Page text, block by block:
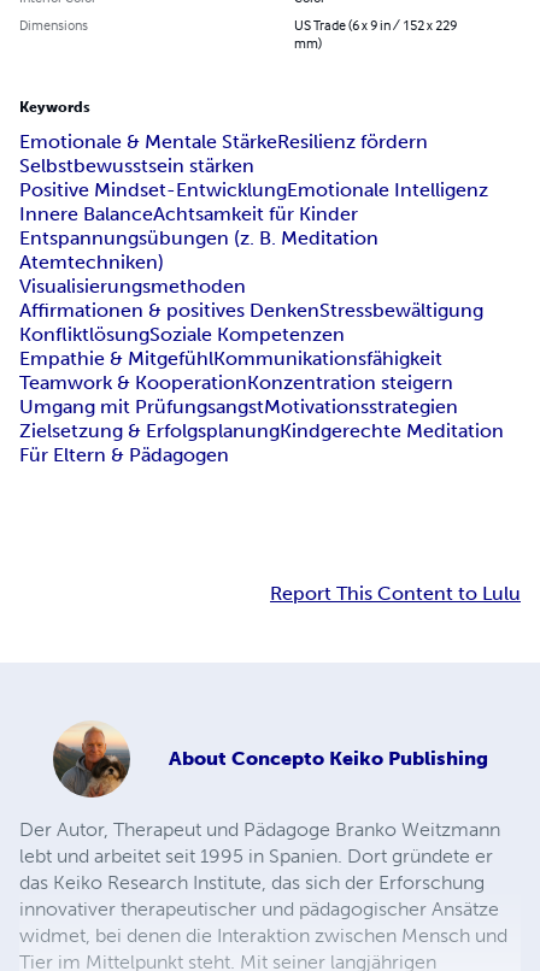
Dimensions
US Trade (6 x 9 in / 152 x 229
mm)
Keywords
Emotionale & Mentale StärkeResilienz fördern
Selbstbewusstsein stärken
Positive Mindset-EntwicklungEmotionale Intelligenz
Innere BalanceAchtsamkeit für Kinder
Entspannungsübungen (z. B. Meditation
Atemtechniken)
Visualisierungsmethoden
Affirmationen & positives DenkenStressbewältigung
KonfliktlösungSoziale Kompetenzen
Empathie & MitgefühlKommunikationsfähigkeit
Teamwork & KooperationKonzentration steigern
Umgang mit PrüfungsangstMotivationsstrategien
Zielsetzung & ErfolgsplanungKindgerechte Meditation
Für Eltern & Pädagogen
Report This Content to Lulu
About Concepto Keiko Publishing
Der Autor, Therapeut und Pädagoge Branko Weitzmann
lebt und arbeitet seit 1995 in Spanien. Dort gründete er
das Keiko Research Institute, das sich der Erforschung
innovativer therapeutischer und pädagogischer Ansätze
widmet, bei denen die Interaktion zwischen Mensch und
Tier im Mittelpunkt steht. Mit seiner langjährigen